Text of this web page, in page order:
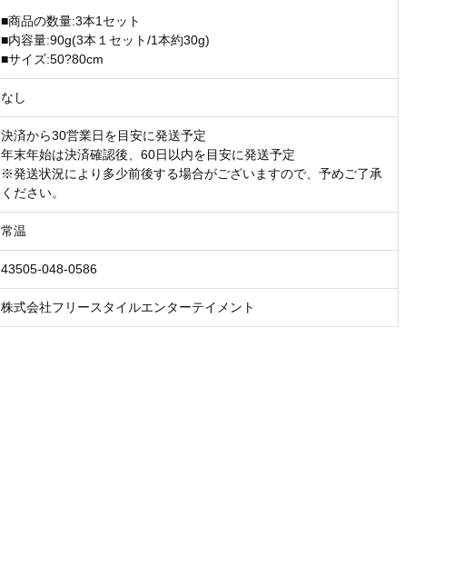
■商品の数量:3本1セット
■内容量:90g(3本１セット/1本約30g)
■サイズ:50?80cm
なし
決済から30営業日を目安に発送予定
年末年始は決済確認後、60日以内を目安に発送予定
※発送状況により多少前後する場合がございますので、予めご了承
ください。
常温
43505-048-0586
株式会社フリースタイルエンターテイメント